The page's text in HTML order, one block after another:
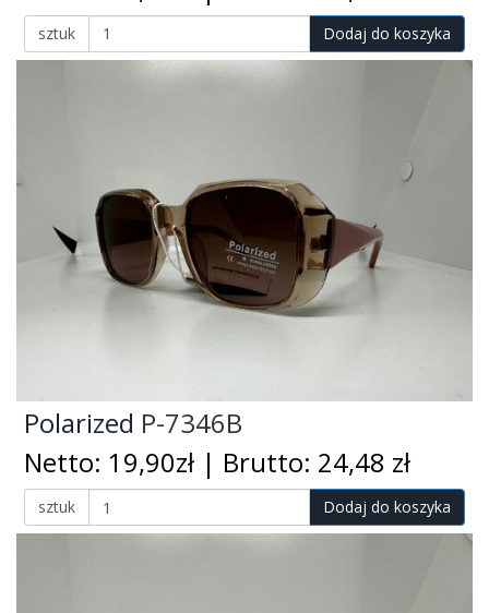
sztuk Dodaj do koszyka
Polarized P-7346B
Netto: 19,90zł | Brutto: 24,48 zł
sztuk Dodaj do koszyka